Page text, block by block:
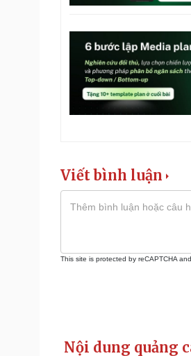
Viết bình luận
This site is protected by reCAPTCHA